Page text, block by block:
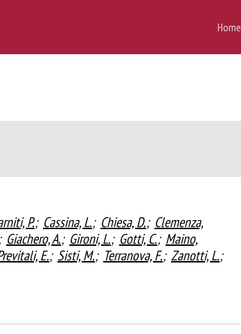
Home
P.; Cassina, L.; Chiesa, D.; Clemenza,
Giachero, A.; Gironi, L.; Gotti, C.; Maino,
E.; Sisti, M.; Terranova, F.; Zanotti, L.;